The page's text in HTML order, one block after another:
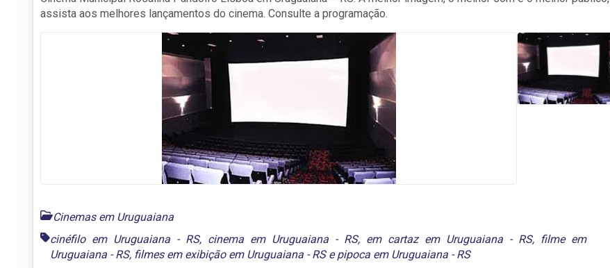
assista aos melhores lançamentos do cinema. Consulte a programação.
Cinemas em Uruguaiana
cinéfilo em Uruguaiana - RS, cinema em Uruguaiana - RS, em cartaz em Uruguaiana - RS, filme em
Uruguaiana - RS, filmes em exibição em Uruguaiana - RSepipoca em Uruguaiana - RS